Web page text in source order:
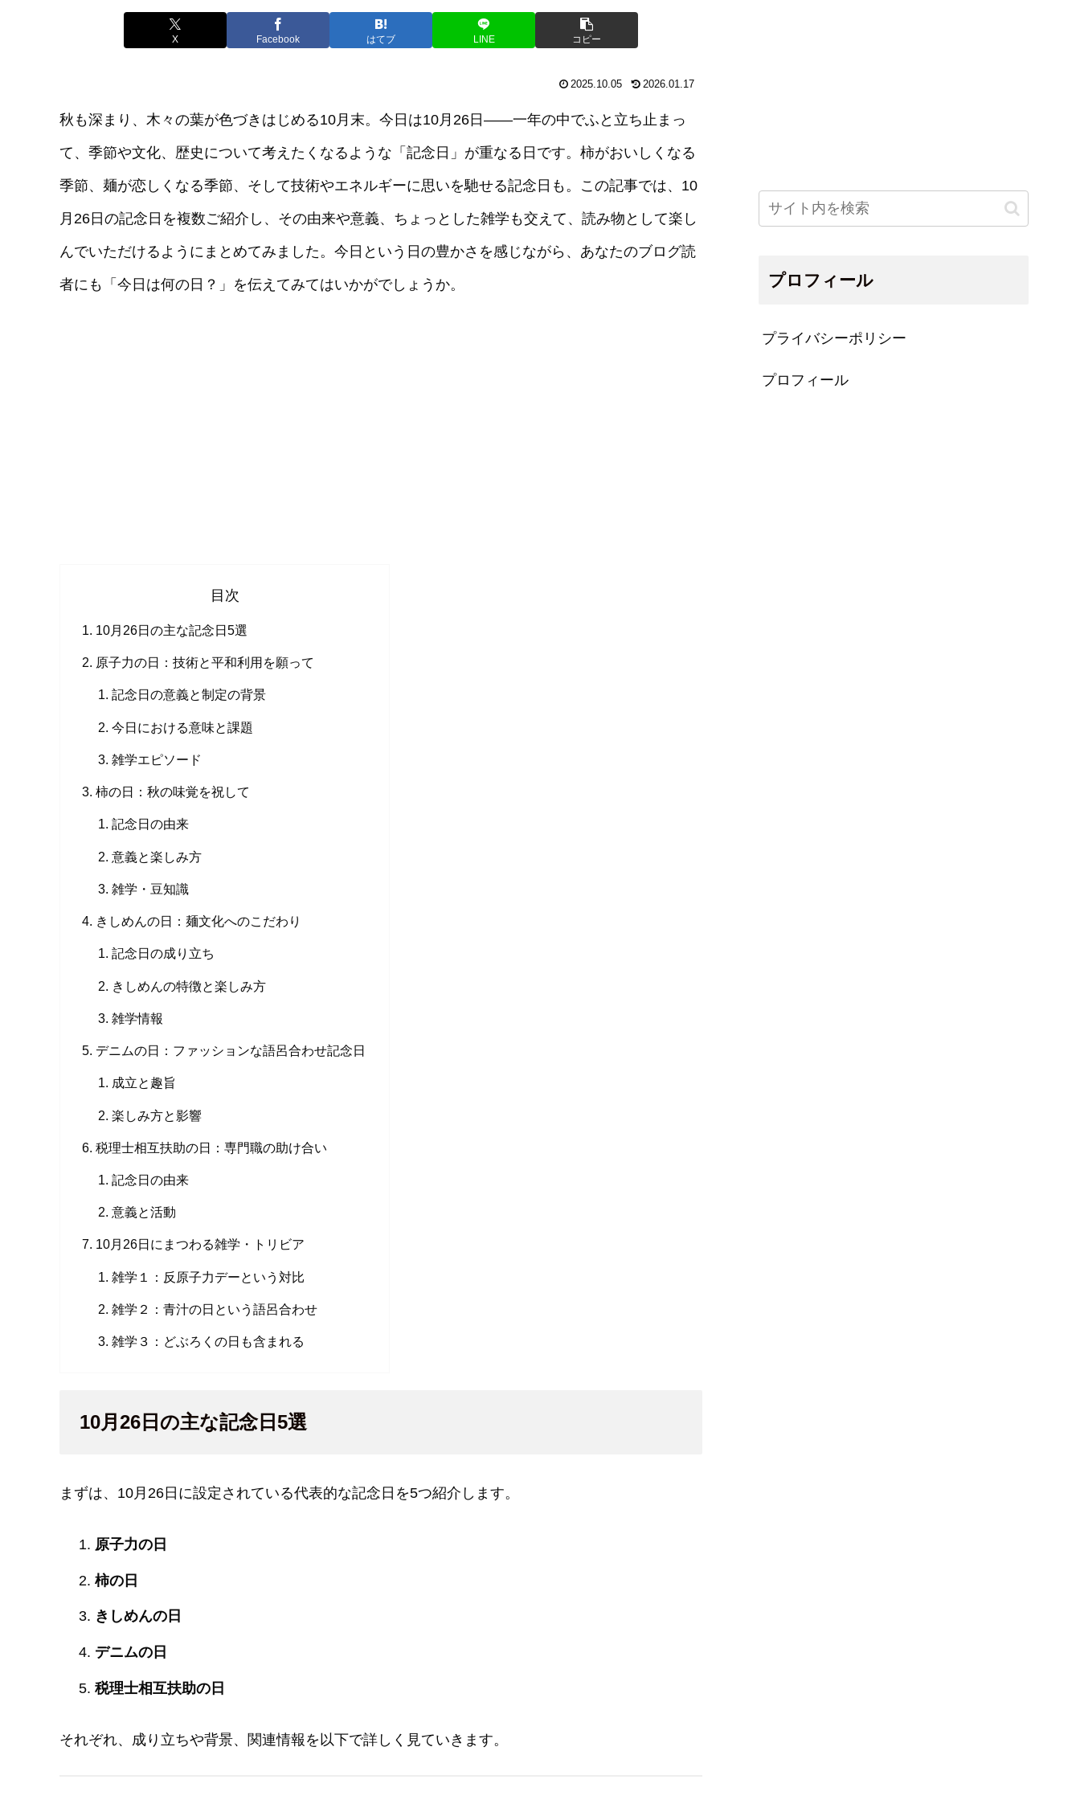
X Facebook はてブ LINE コピー
2025.10.05 2026.01.17
秋も深まり、木々の葉が色づきはじめる10月末。今日は10月26日――一年の中でふと立ち止まっ
て、季節や文化、歴史について考えたくなるような「記念日」が重なる日です。柿がおいしくなる
季節、麺が恋しくなる季節、そして技術やエネルギーに思いを馳せる記念日も。この記事では、10
月26日の記念日を複数ご紹介し、その由来や意義、ちょっとした雑学も交えて、読み物として楽し
んでいただけるようにまとめてみました。今日という日の豊かさを感じながら、あなたのブログ読
者にも「今日は何の日？」を伝えてみてはいかがでしょうか。
目次
10月26日の主な記念日5選
原子力の日：技術と平和利用を願って
記念日の意義と制定の背景
今日における意味と課題
雑学エピソード
柿の日：秋の味覚を祝して
記念日の由来
意義と楽しみ方
雑学・豆知識
きしめんの日：麺文化へのこだわり
記念日の成り立ち
きしめんの特徴と楽しみ方
雑学情報
デニムの日：ファッションな語呂合わせ記念日
成立と趣旨
楽しみ方と影響
税理士相互扶助の日：専門職の助け合い
記念日の由来
意義と活動
10月26日にまつわる雑学・トリビア
雑学１：反原子力デーという対比
雑学２：青汁の日という語呂合わせ
雑学３：どぶろくの日も含まれる
10月26日の主な記念日5選
まずは、10月26日に設定されている代表的な記念日を5つ紹介します。
原子力の日
柿の日
きしめんの日
デニムの日
税理士相互扶助の日
それぞれ、成り立ちや背景、関連情報を以下で詳しく見ていきます。
プロフィール
プライバシーポリシー
プロフィール